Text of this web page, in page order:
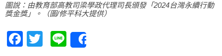
圖說：由教育部高教司梁學政代理司長頒發「2024台灣永續行動
獎金獎」。（圖/修平科大提供）
Facebook
Twitter
Line